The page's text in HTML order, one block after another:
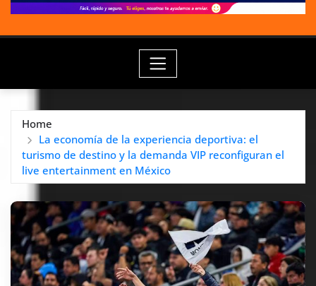
Home
La economía de la experiencia deportiva: el
turismo de destino y la demanda VIP reconfiguran el
live entertainment en México